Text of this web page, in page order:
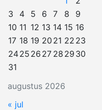
augustus 2026
3
4 5 6 7 8
9
10 11 12 13 14 15 16
17 18 19 20 21 22 23
2425 26 27 28 29 30
31
« jul